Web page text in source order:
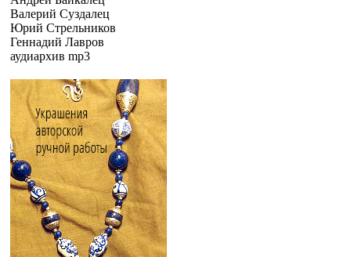
Валерий Суздалец
Юрий Стрельников
Геннадий Лавров
аудиархив mp3